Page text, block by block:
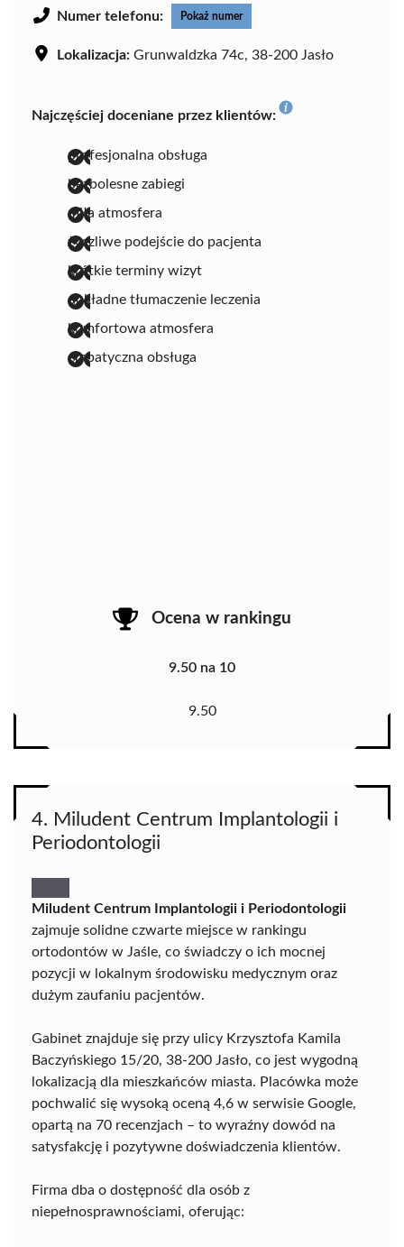
Numer telefonu: Pokaż numer
Lokalizacja: Grunwaldzka 74c, 38-200 Jasło
Najczęściej doceniane przez klientów:
profesjonalna obsługa
bezbolesne zabiegi
miła atmosfera
życzliwe podejście do pacjenta
krótkie terminy wizyt
dokładne tłumaczenie leczenia
komfortowa atmosfera
empatyczna obsługa
Ocena w rankingu
9.50 na 10
9.50
4. Miludent Centrum Implantologii i
Periodontologii
Miludent Centrum Implantologii i Periodontologii
zajmuje solidne czwarte miejsce w rankingu
ortodontów w Jaśle, co świadczy o ich mocnej
pozycji w lokalnym środowisku medycznym oraz
dużym zaufaniu pacjentów.
Gabinet znajduje się przy ulicy Krzysztofa Kamila
Baczyńskiego 15/20, 38-200 Jasło, co jest wygodną
lokalizacją dla mieszkańców miasta. Placówka może
pochwalić się wysoką oceną 4,6 w serwisie Google,
opartą na 70 recenzjach – to wyraźny dowód na
satysfakcję i pozytywne doświadczenia klientów.
Firma dba o dostępność dla osób z
niepełnosprawnościami, oferując: